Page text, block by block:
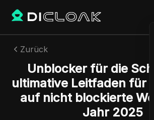
Zurück
Unblocker für die
ultimative Leitfaden für
auf nicht blockierte
Jahr 2025